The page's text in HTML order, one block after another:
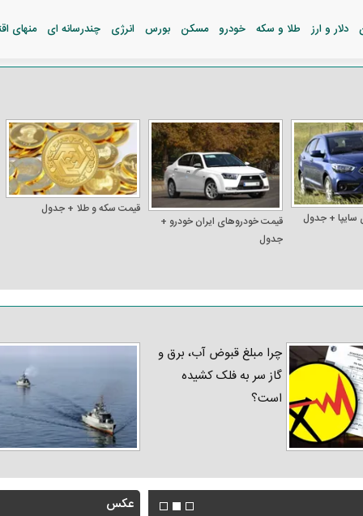
دلار و ارز طلا و سکه خودرو مسکن بورس انرژی چندرسانه ای منهای
+ جدول
قیمت خودرو‌های ایران خودرو +
جدول
قیمت سکه و طلا + جدول
چرا مبلغ قبوض آب، برق و
گاز سر به فلک کشیده
است؟
عکس